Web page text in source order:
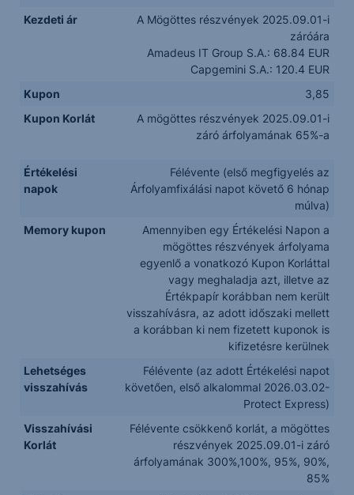
Kezdeti ár
A Mögöttes részvények 2025.09.01-i
záróára
Amadeus IT Group S.A.: 68.84 EUR
Capgemini S.A.: 120.4 EUR
Kupon
3,85
Kupon Korlát
A mögöttes részvények 2025.09.01-i
záró árfolyamának 65%-a
Értékelési
napok
Félévente (első megfigyelés az
Árfolyamfixálási napot követő 6 hónap
múlva)
Memory kupon
Amennyiben egy Értékelési Napon a
mögöttes részvények árfolyama
egyenlő a vonatkozó Kupon Korláttal
vagy meghaladja azt, illetve az
Értékpapír korábban nem került
visszahívásra, az adott időszaki mellett
a korábban ki nem fizetett kuponok is
kifizetésre kerülnek
Lehetséges
visszahívás
Félévente (az adott Értékelési napot
követően, első alkalommal 2026.03.02-
Protect Express)
Visszahívási
Korlát
Félévente csökkenő korlát, a mögöttes
részvények 2025.09.01-i záró
árfolyamának 300%,100%, 95%, 90%,
85%